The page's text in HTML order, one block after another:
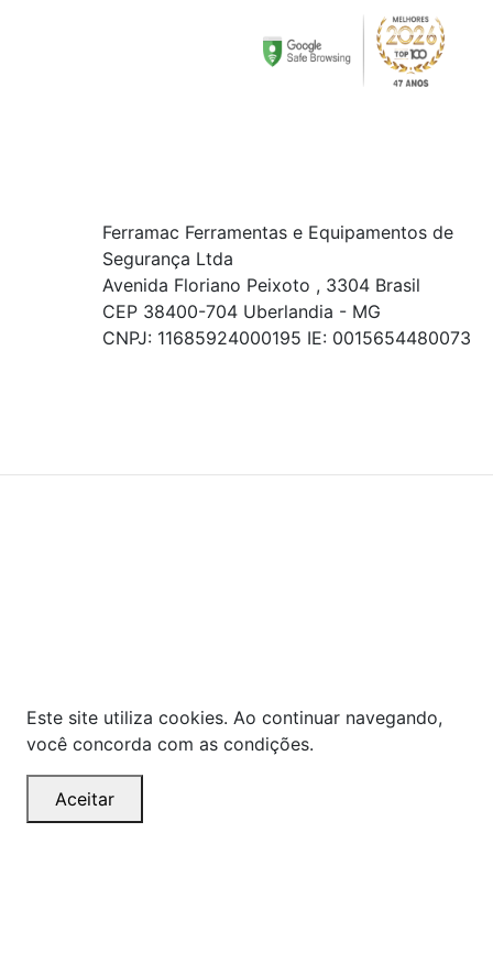
Ferramac Ferramentas e Equipamentos de
Segurança Ltda
Avenida Floriano Peixoto , 3304 Brasil
CEP 38400-704 Uberlandia - MG
CNPJ: 11685924000195 IE: 0015654480073
Este site utiliza cookies. Ao continuar navegando,
você concorda com as condições.
Aceitar